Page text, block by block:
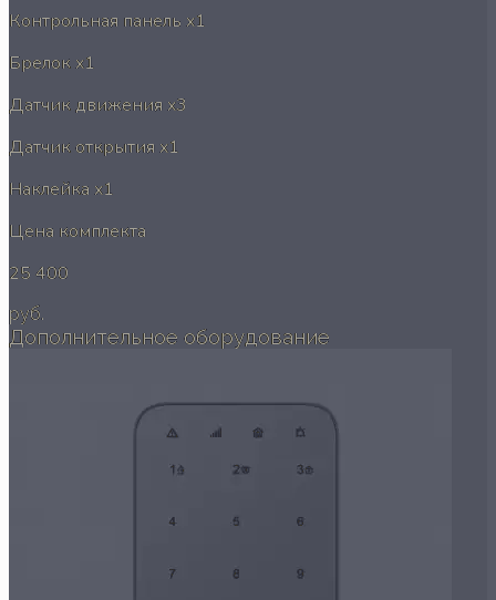
Контрольная панель x1
Брелокx1
Датчик движения x3
Датчик открытия x1
Наклейка x1
Цена комплекта
25 400
руб.
Дополнительное оборудование